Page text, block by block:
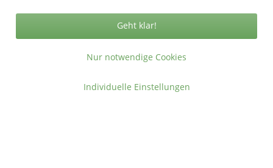
Nur notwendige Cookies
Geht klar!
Individuelle Einstellungen